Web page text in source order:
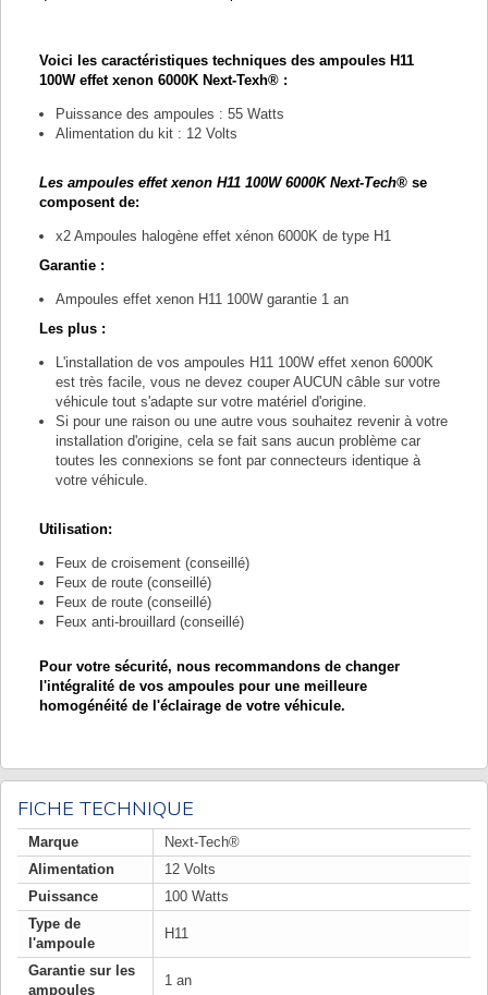
Voici les caractéristiques techniques des ampoules H11
100W effet xenon 6000K Next-Texh® :
Puissance des ampoules : 55 Watts
Alimentation du kit : 12 Volts
Les ampoules effet xenon H11 100W 6000K Next-Tech® se
composent de:
x2 Ampoules halogène effet xénon 6000K de type H1
Garantie :
Ampoules effet xenon H11 100W garantie 1 an
Les plus :
L'installation de vos ampoules H11 100W effet xenon 6000K
est très facile, vous ne devez couper AUCUN câble sur votre
véhicule tout s'adapte sur votre matériel d'origine.
Si pour une raison ou une autre vous souhaitez revenir à votre
installation d'origine, cela se fait sans aucun problème car
toutes les connexions se font par connecteurs identique à
votre véhicule.
Utilisation:
Feux de croisement (conseillé)
Feux de route (conseillé)
Feux de route (conseillé)
Feux anti-brouillard (conseillé)
Pour votre sécurité, nous recommandons de changer
l'intégralité de vos ampoules pour une meilleure
homogénéité de l'éclairage de votre véhicule.
FICHE TECHNIQUE
Marque
Next-Tech®
Alimentation
12 Volts
Puissance
100 Watts
Type de
l'ampoule
H11
Garantie sur les
ampoules
1 an